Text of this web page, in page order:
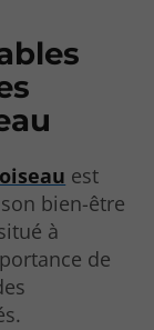
oiseau est
bien-être
à
de